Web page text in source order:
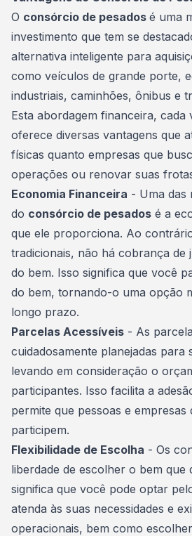
O consórcio de pesados é uma
investimento que tem se
alternativa inteligente para
como veículos de grande porte,
industriais, caminhões, ônibus e
Esta abordagem financeira, cada
oferece diversas vantagens que
físicas quanto empresas que
operações ou renovar suas
Economia Financeira - Uma das
do consórcio de pesados é a
que ele proporciona. Ao
tradicionais, não há cobrança
do bem. Isso significa que você
do bem, tornando-o uma opção
longo prazo.
Parcelas Acessíveis - As
cuidadosamente planejadas para
levando em consideração o
participantes. Isso facilita a
permite que pessoas e empresas
participem.
Flexibilidade de Escolha - Os
liberdade de escolher o bem que
significa que você pode optar
atenda às suas necessidades e
operacionais, bem como